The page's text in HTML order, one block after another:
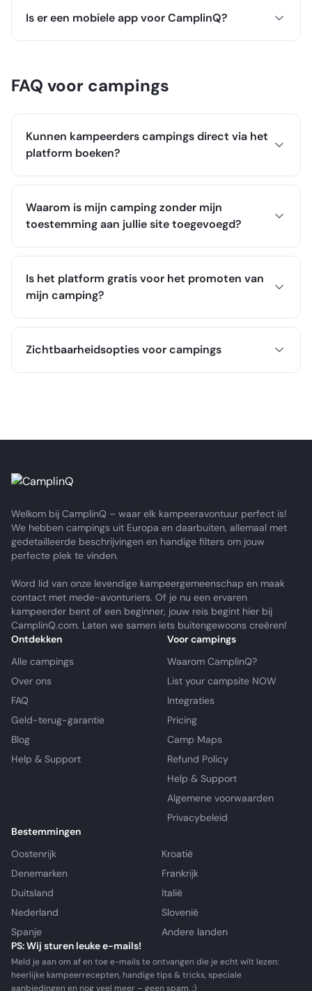
Is er een mobiele app voor CamplinQ?
FAQ voor campings
Kunnen kampeerders campings direct via het
platform boeken?
Waarom is mijn camping zonder mijn
toestemming aan jullie site toegevoegd?
Is het platform gratis voor het promoten van
mijn camping?
Zichtbaarheidsopties voor campings
Welkom bij CamplinQ – waar elk kampeeravontuur perfect is!
We hebben campings uit Europa en daarbuiten, allemaal met
gedetailleerde beschrijvingen en handige filters om jouw
perfecte plek te vinden.
Word lid van onze levendige kampeergemeenschap en maak
contact met mede-avonturiers. Of je nu een ervaren
kampeerder bent of een beginner, jouw reis begint hier bij
CamplinQ.com. Laten we samen iets buitengewoons creëren!
Ontdekken
Alle campings
Over ons
FAQ
Geld-terug-garantie
Blog
Help & Support
Voor campings
Waarom CamplinQ?
List your campsite NOW
Integraties
Pricing
Camp Maps
Refund Policy
Help & Support
Algemene voorwaarden
Privacybeleid
Bestemmingen
Oostenrijk
Kroatië
Denemarken
Frankrijk
Duitsland
Italië
Nederland
Slovenië
Spanje
Andere landen
PS: Wij sturen leuke e-mails!
Meld je aan om af en toe e-mails te ontvangen die je echt wilt lezen:
heerlijke kampeerrecepten, handige tips & tricks, speciale
aanbiedingen en nog veel meer – geen spam. :)